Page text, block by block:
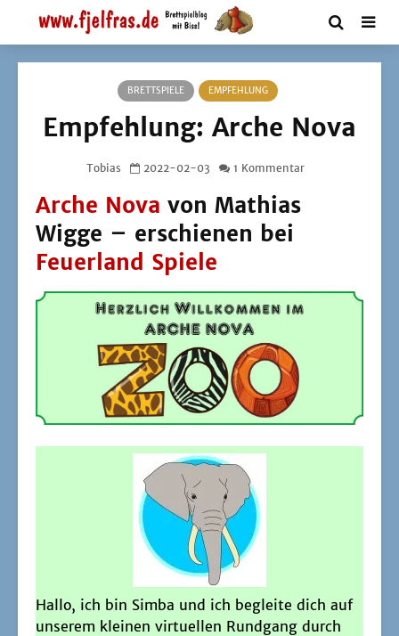
BRETTSPIELE EMPFEHLUNG
Empfehlung: Arche Nova
Tobias 2022-02-03 1 Kommentar
Arche Nova von Mathias
Wigge – erschienen bei
Feuerland Spiele
Hal­lo, ich bin Sim­ba und ich beglei­te dich auf
unse­rem klei­nen vir­tu­el­len Rund­gang durch